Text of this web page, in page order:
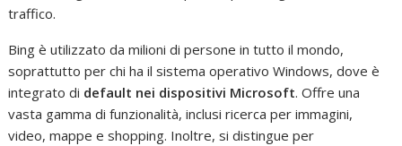
traffico.
Bing è utilizzato da milioni di persone in tutto il mondo,
soprattutto per chi ha il sistema operativo Windows, dove è
integrato di default nei dispositivi Microsoft. Offre una
vasta gamma di funzionalità, inclusi ricerca per immagini,
video, mappe e shopping. Inoltre, si distingue per